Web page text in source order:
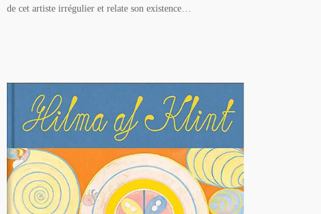
de cet artiste irrégulier et relate son existence…